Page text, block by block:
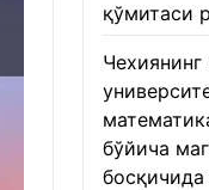
қўмитаси
Чехиянинг
бўйича